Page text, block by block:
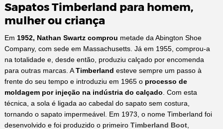
Sapatos Timberland para homem,
mulher ou criança
Em 1952, Nathan Swartz comprou metade da Abington Shoe
Company, com sede em Massachusetts. Já em 1955, comprou-a
na totalidade e, desde então, produziu calçado por encomenda
para outras marcas. ATimberland esteve sempre um passo à
frente do seu tempo e introduziu em 1965 o processo de
moldagem por injeção na indústria do calçado. Com esta
técnica, a sola é ligada ao cabedal do sapato sem costura,
tornando o sapato impermeável. Em 1973, o nome Timberland foi
desenvolvido e foi produzido o primeiro Timberland Boot,